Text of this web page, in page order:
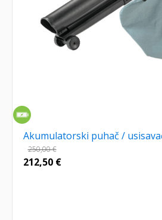
Akumulatorski puhač /
250,00€
212,50 €